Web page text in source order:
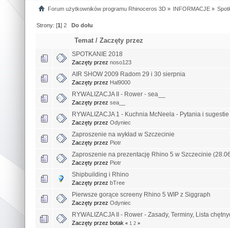
Forum użytkowników programu Rhinoceros 3D» INFORMACJE»
Strony: [1]2 Do dołu
Temat /Zaczęty przez
SPOTKANIE 2018
Zaczęty przez noso123
AIR SHOW 2009 Radom 29 i 30 sierpnia
Zaczęty przez Hal9000
RYWALIZACJA II - Rower - sea__
Zaczęty przez sea__
RYWALIZACJA 1 - Kuchnia McNeela - Pytania i sugestie
Zaczęty przez Odyniec
Zaproszenie na wykład w Szczecinie
Zaczęty przez Piotr
Zaproszenie na prezentację Rhino 5 w Szczecinie
Zaczęty przez Piotr
Shipbuilding i Rhino
Zaczęty przez bTree
Pierwsze gorące screeny Rhino 5 WIP z Siggraph
Zaczęty przez Odyniec
RYWALIZACJA II - Rower - Zasady, Terminy, Lista
Zaczęty przez botak « 1 2 »